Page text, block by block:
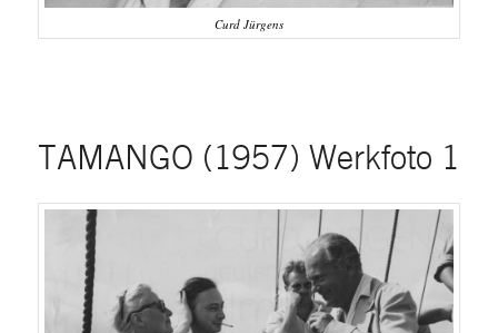
Curd Jürgens
TAMANGO (1957) Werkfoto 1